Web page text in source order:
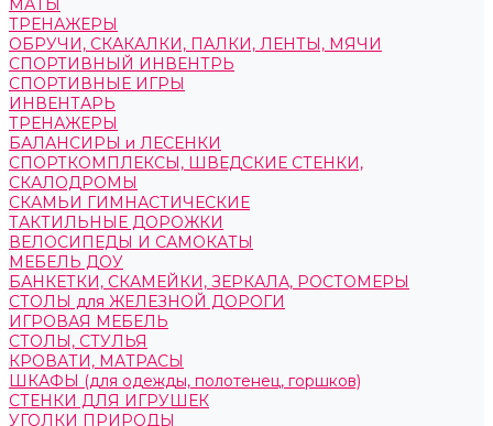
МАТЫ
ТРЕНАЖЕРЫ
ОБРУЧИ, СКАКАЛКИ, ПАЛКИ, ЛЕНТЫ, МЯЧИ
СПОРТИВНЫЙ ИНВЕНТРЬ
СПОРТИВНЫЕ ИГРЫ
ИНВЕНТАРЬ
ТРЕНАЖЕРЫ
БАЛАНСИРЫ и ЛЕСЕНКИ
СПОРТКОМПЛЕКСЫ, ШВЕДСКИЕ СТЕНКИ,
СКАЛОДРОМЫ
СКАМЬИ ГИМНАСТИЧЕСКИЕ
ТАКТИЛЬНЫЕ ДОРОЖКИ
ВЕЛОСИПЕДЫ И САМОКАТЫ
МЕБЕЛЬ ДОУ
БАНКЕТКИ, СКАМЕЙКИ, ЗЕРКАЛА, РОСТОМЕРЫ
СТОЛЫ для ЖЕЛЕЗНОЙ ДОРОГИ
ИГРОВАЯ МЕБЕЛЬ
СТОЛЫ, СТУЛЬЯ
КРОВАТИ, МАТРАСЫ
ШКАФЫ (для одежды, полотенец, горшков)
СТЕНКИ ДЛЯ ИГРУШЕК
УГОЛКИ ПРИРОДЫ